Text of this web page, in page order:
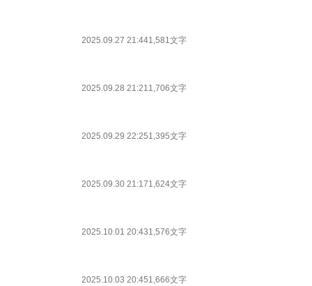
2025.09.27 21:441,581文字
2025.09.28 21:211,706文字
2025.09.29 22:251,395文字
2025.09.30 21:171,624文字
2025.10.01 20:431,576文字
2025.10.03 20:451,666文字